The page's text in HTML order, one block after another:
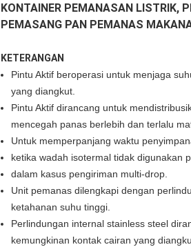
KONTAINER PEMANASAN LISTRIK,
PEMASANG PAN PEMANAS
KETERANGAN
Pintu Aktif beroperasi untuk menjaga
yang diangkut.
Pintu Aktif dirancang untuk
mencegah panas berlebih dan terlalu
Untuk memperpanjang waktu
ketika wadah isotermal tidak digunakan
dalam kasus pengiriman multi-drop.
Unit pemanas dilengkapi dengan
ketahanan suhu tinggi.
Perlindungan internal stainless steel
kemungkinan kontak cairan yang